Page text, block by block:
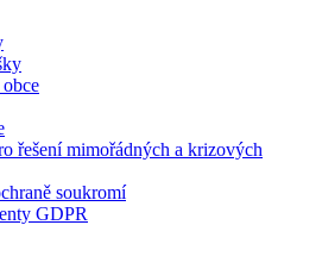
řešení mimořádných a krizových
soukromí
GDPR